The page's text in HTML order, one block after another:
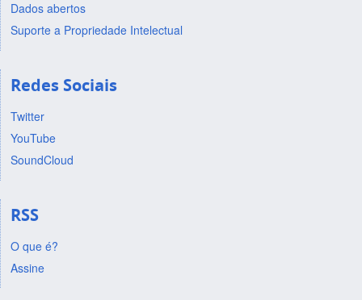
Dados abertos
Suporte a Propriedade Intelectual
Redes Sociais
Twitter
YouTube
SoundCloud
RSS
O que é?
Assine